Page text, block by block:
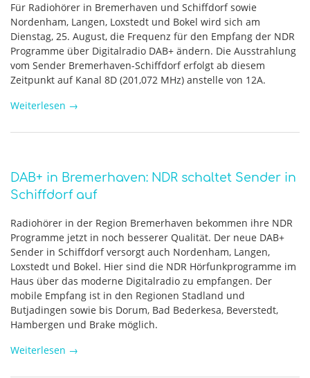
Für Radiohörer in Bremerhaven und Schiffdorf sowie
Nordenham, Langen, Loxstedt und Bokel wird sich am
Dienstag, 25. August, die Frequenz für den Empfang der NDR
Programme über Digitalradio DAB+ ändern. Die Ausstrahlung
vom Sender Bremerhaven-Schiffdorf erfolgt ab diesem
Zeitpunkt auf Kanal 8D (201,072 MHz) anstelle von 12A.
Weiterlesen →
DAB+ in Bremerhaven: NDR schaltet Sender in
Schiffdorf auf
Radiohörer in der Region Bremerhaven bekommen ihre NDR
Programme jetzt in noch besserer Qualität. Der neue DAB+
Sender in Schiffdorf versorgt auch Nordenham, Langen,
Loxstedt und Bokel. Hier sind die NDR Hörfunkprogramme im
Haus über das moderne Digitalradio zu empfangen. Der
mobile Empfang ist in den Regionen Stadland und
Butjadingen sowie bis Dorum, Bad Bederkesa, Beverstedt,
Hambergen und Brake möglich.
Weiterlesen →